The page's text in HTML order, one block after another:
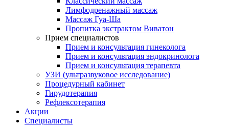
Лимфодренажный массаж
Массаж Гуа-Ша
Пропитка экстрактом Виватон
Прием специалистов
Прием и консультация гинеколога
Прием и консультация эндокринолога
Прием и консультация терапевта
УЗИ (ультразвуковое исследование)
Процедурный кабинет
Гирудотерапия
Рефлексотерапия
Акции
Специалисты